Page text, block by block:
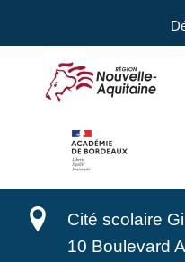
Cité scolaire
10 Boulevard